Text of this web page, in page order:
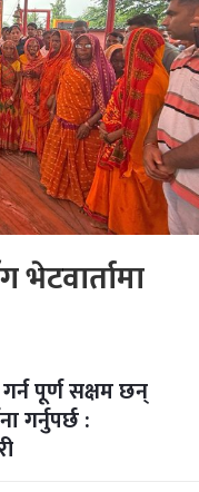
भेटवार्तामा
पूर्ण सक्षम छन्
गर्नुपर्छ :